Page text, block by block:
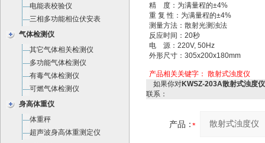
电能表校验仪
三相多功能相位伏安表
气体检测仪
其它气体相关检测仪
多功能气体检测仪
有毒气体检测仪
可燃气体检测仪
身高体重仪
体重秤
超声波身高体重测定仪
精 度：为满量程的±4%
重 复 性：为满量程的±4%
测量方法：散射光测浊法
反应时间：20秒
电 源：220V, 50Hz
外形尺寸：305x200x180mm
产品相关关键字： 散射式浊度仪
如果你对KWSZ-203A散射式浊度仪
联系：
产品：